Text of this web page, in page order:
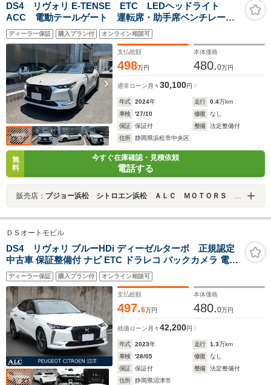
DS4 リヴォリ E-TENSE ETC LEDヘッドライト
ACC 電動テールゲート 運転席・助手席ベンチレーシ
ョン ステアリングヒーター プラグインハイブリッド
ディーラー保証 購入プラン付 オンライン相談可
支払総額
498万円
本体価格
480.0万円
通常ローン 月々30,100円
年式 2024年 走行 0.4万km
車検
'27/10 修復
なし
保証
保証付 整備
法定整備付
住所
静岡県浜松市中央区
無
料
今すぐ在庫確認・見積依頼
電話する
販売店： プジョー浜松 シトロエン浜松 ＡＬＣ ＭＯＴＯＲＳ ＧＲＯＵＰ
ＤＳオートモビル
DS4 リヴォリ ブルーHDi ディーゼルターボ 正規認定
中古車 保証整備付 ナビ ETC ドラレコ バックカメラ 電動
シート FOCAL 衝突軽減ブレーキ アイドリングストップ
障害物ソナー 車線逸脱警告 アダプティブクルコン LEDラ
イト 純正ホイール
ディーラー保証 購入プラン付 オンライン相談可
支払総額
497.6万円
本体価格
480.0万円
残価ローン 月々42,200円
年式 2023年 走行 1.3万km
車検
'28/05 修復
なし
保証
保証付 整備
法定整備付
住所
静岡県沼津市